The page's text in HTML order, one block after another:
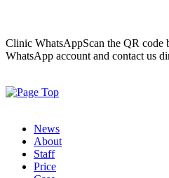
Clinic WhatsAppScan the QR
WhatsApp account and contact us
News
About
Staff
Price